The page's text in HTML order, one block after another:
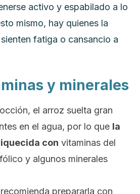
activo y espabilado a lo
mismo, hay quienes la
fatiga o cansancio a
y minerales
el arroz suelta gran
en el agua, por lo que la
con vitaminas del
y algunos minerales
prepararla con